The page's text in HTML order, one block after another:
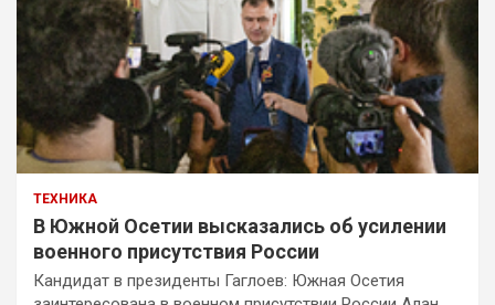
ТЕХНИКА
В Южной Осетии высказались об усилении
военного присутствия России
Кандидат в президенты Гаглоев: Южная Осетия